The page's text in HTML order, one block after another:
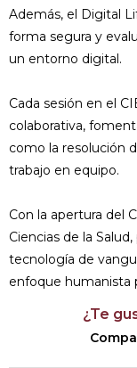
Además, el Digital
forma segura y
un entorno digital.
Cada sesión en el
colaborativa,
como la resolución
trabajo en equipo.
Con la apertura del
Ciencias de la
tecnología de
enfoque humanista
¿Te